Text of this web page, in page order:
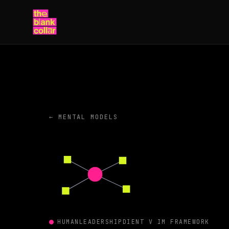
← MENTAL MODELS
HUMAN LEADERSHIP DIENT V IM FRAMEWORK